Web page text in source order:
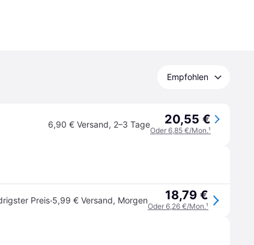
Empfohlen
6,90 € Versand, 2–3 Tage 20,55 €
Oder 6,85 €/Mon.¹
Preis·5,99 € Versand, Morgen 18,79 €
Oder 6,26 €/Mon.¹